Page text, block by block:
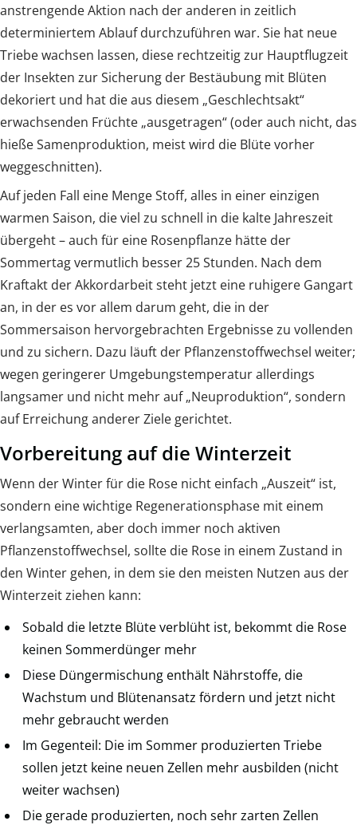
anstrengende Aktion nach der anderen in zeitlich
determiniertem Ablauf durchzuführen war. Sie hat neue
Triebe wachsen lassen, diese rechtzeitig zur Hauptflugzeit
der Insekten zur Sicherung der Bestäubung mit Blüten
dekoriert und hat die aus diesem „Geschlechtsakt“
erwachsenden Früchte „ausgetragen“ (oder auch nicht, das
hieße Samenproduktion, meist wird die Blüte vorher
weggeschnitten).
Auf jeden Fall eine Menge Stoff, alles in einer einzigen
warmen Saison, die viel zu schnell in die kalte Jahreszeit
übergeht – auch für eine Rosenpflanze hätte der
Sommertag vermutlich besser 25 Stunden. Nach dem
Kraftakt der Akkordarbeit steht jetzt eine ruhigere Gangart
an, in der es vor allem darum geht, die in der
Sommersaison hervorgebrachten Ergebnisse zu vollenden
und zu sichern. Dazu läuft der Pflanzenstoffwechsel weiter;
wegen geringerer Umgebungstemperatur allerdings
langsamer und nicht mehr auf „Neuproduktion“, sondern
auf Erreichung anderer Ziele gerichtet.
Vorbereitung auf die Winterzeit
Wenn der Winter für die Rose nicht einfach „Auszeit“ ist,
sondern eine wichtige Regenerationsphase mit einem
verlangsamten, aber doch immer noch aktiven
Pflanzenstoffwechsel, sollte die Rose in einem Zustand in
den Winter gehen, in dem sie den meisten Nutzen aus der
Winterzeit ziehen kann:
Sobald die letzte Blüte verblüht ist, bekommt die Rose
keinen Sommerdünger mehr
Diese Düngermischung enthält Nährstoffe, die
Wachstum und Blütenansatz fördern und jetzt nicht
mehr gebraucht werden
Im Gegenteil: Die im Sommer produzierten Triebe
sollen jetzt keine neuen Zellen mehr ausbilden (nicht
weiter wachsen)
Die gerade produzierten, noch sehr zarten Zellen